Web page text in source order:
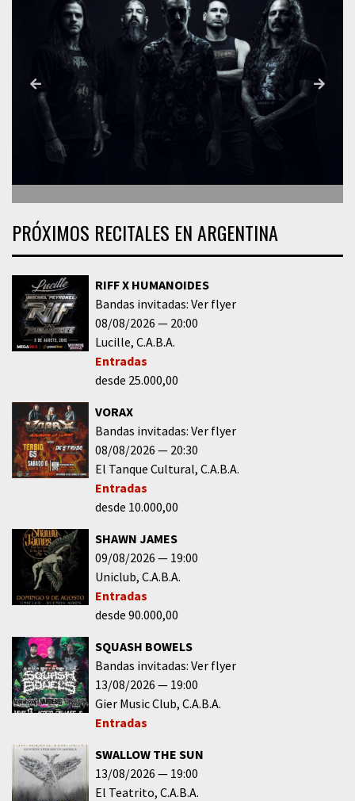
PRÓXIMOS RECITALES EN ARGENTINA
RIFF X HUMANOIDES
Bandas invitadas: Ver flyer
08/08/2026
20:00
Lucille C.A.B.A.
Entradas
desde 25.000,00
VORAX
Bandas invitadas: Ver flyer
08/08/2026
20:30
El Tanque Cultural C.A.B.A.
Entradas
desde 10.000,00
SHAWN JAMES
09/08/2026
19:00
Uniclub C.A.B.A.
Entradas
desde 90.000,00
SQUASH BOWELS
Bandas invitadas: Ver flyer
13/08/2026
19:00
Gier Music Club C.A.B.A.
Entradas
SWALLOW THE SUN
13/08/2026
19:00
El Teatrito C.A.B.A.